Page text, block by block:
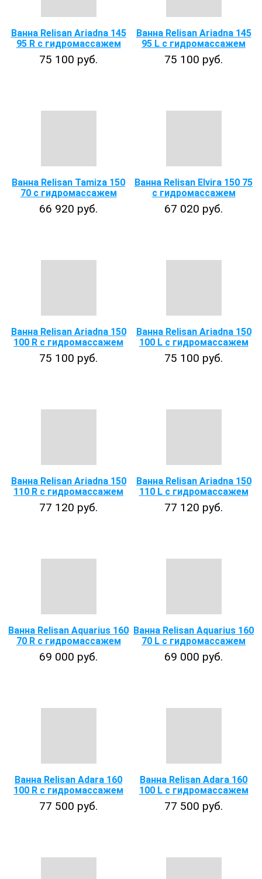
Ванна Relisan Ariadna 145
95 R с гидромассажем
75 100 руб.
Ванна Relisan Ariadna 145
95 L с гидромассажем
75 100 руб.
Ванна Relisan Tamiza 150
70 с гидромассажем
66 920 руб.
Ванна Relisan Elvira 150 75
с гидромассажем
67 020 руб.
Ванна Relisan Ariadna 150
100 R с гидромассажем
75 100 руб.
Ванна Relisan Ariadna 150
100 L с гидромассажем
75 100 руб.
Ванна Relisan Ariadna 150
110 R с гидромассажем
77 120 руб.
Ванна Relisan Ariadna 150
110 L с гидромассажем
77 120 руб.
Ванна Relisan Aquarius 160
70 R с гидромассажем
69 000 руб.
Ванна Relisan Aquarius 160
70 L с гидромассажем
69 000 руб.
Ванна Relisan Adara 160
100 R с гидромассажем
77 500 руб.
Ванна Relisan Adara 160
100 L с гидромассажем
77 500 руб.